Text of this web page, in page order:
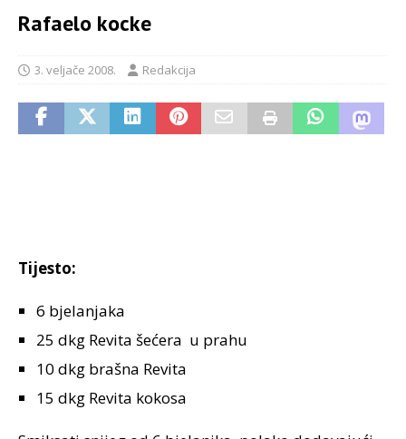
Rafaelo kocke
3. veljače 2008. Redakcija
Tijesto:
6 bjelanjaka
25 dkg Revita šećera u prahu
10 dkg brašna Revita
15 dkg Revita kokosa